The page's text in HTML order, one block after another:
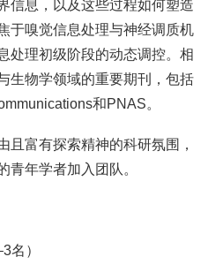
信息，以及这些过程如何塑造
于嗅觉信息处理与神经调质机
处理初级阶段的动态调控。相
生物学领域的重要期刊，包括
和PNAS。
且富有探索精神的科研氛围，
青年学者加入团队。
名）